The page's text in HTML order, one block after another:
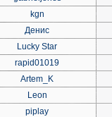
kgn
Денис
Lucky Star
rapid01019
Artem_K
Leon
piplay